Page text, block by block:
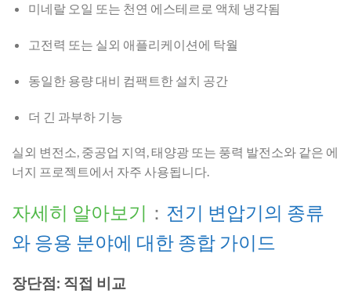
미네랄 오일 또는 천연 에스테르로 액체 냉각됨
고전력 또는 실외 애플리케이션에 탁월
동일한 용량 대비 컴팩트한 설치 공간
더 긴 과부하 기능
실외 변전소, 중공업 지역, 태양광 또는 풍력 발전소와 같은 에
너지 프로젝트에서 자주 사용됩니다.
자세히 알아보기 ： 전기 변압기의 종류
와 응용 분야에 대한 종합 가이드
장단점: 직접 비교